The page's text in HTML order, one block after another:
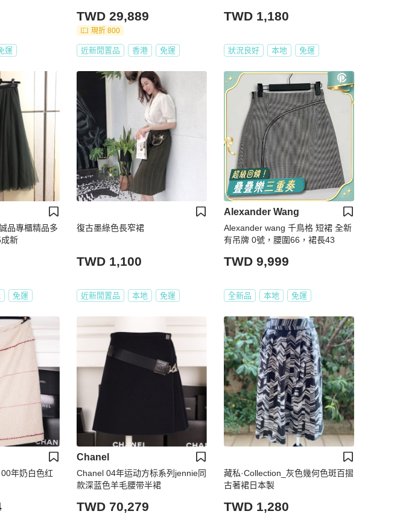
運
TWD 29,889
現折 800
近新閒置品 香港 免運
TWD 1,180
狀況良好 本地 免運
品專櫃精品多
新
免運
復古墨綠色長窄裙
TWD 1,100
近新閒置品 本地 免運
Alexander Wang
Alexander wang 千鳥格 短裙 全新
有吊牌 0號，腰圍66，裙長43
TWD 9,999
全新品 本地 免運
年奶白色红
Chanel
Chanel 04年运动方标系列jennie同
款深蓝色羊毛腰带半裙
TWD 70,279
藏私·Collection_灰色幾何色斑百摺
古著裙日本製
TWD 1,280